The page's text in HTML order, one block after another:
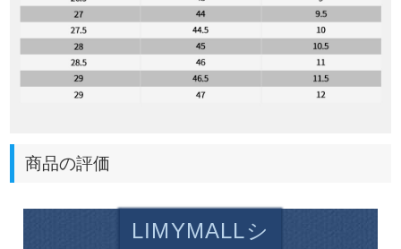
商品の評価
LIMYMALLシ